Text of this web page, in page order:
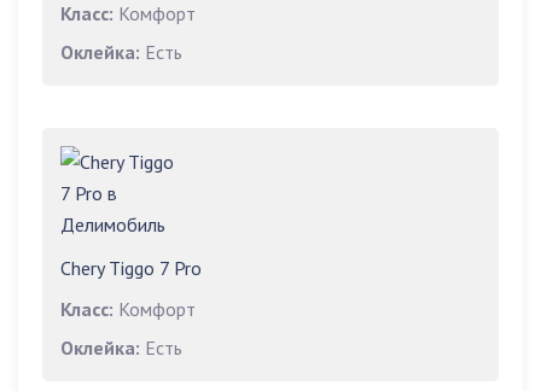
Класс: Комфорт
Оклейка: Есть
Chery Tiggo 7 Pro
Класс: Комфорт
Оклейка: Есть